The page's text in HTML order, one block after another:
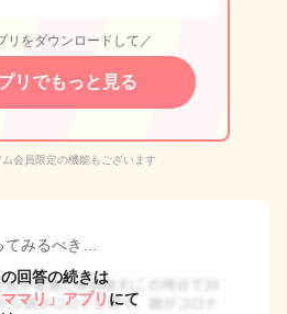
リをダウンロードして／
リでもっと見る
会員限定の機能もございます
みるべき…
回答の続きは
マリ」アプリ にて